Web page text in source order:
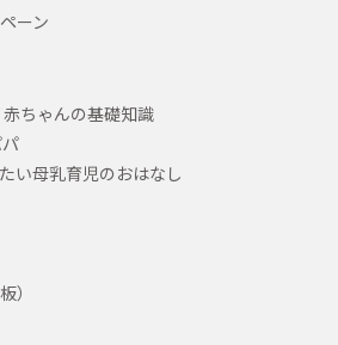
ーン
ちゃんの基礎知識
い母乳育児のおはなし
）